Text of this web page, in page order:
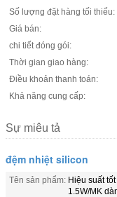
Số lượng đặt hàng tối thiểu:
Giá bán:
chi tiết đóng gói:
Thời gian giao hàng:
Điều khoản thanh toán:
Khả năng cung cấp:
Sự miêu tả
đệm nhiệt silicon
Tên sản phẩm: Hiệu suất
1.5W/MK